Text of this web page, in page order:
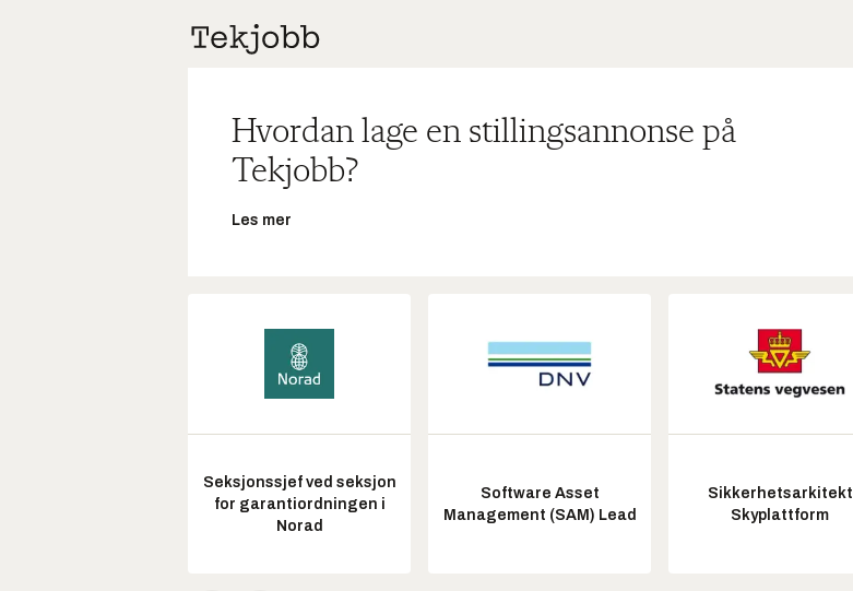
Hvordan lage en stillingsannonse på
Tekjobb?
Les mer
Seksjonssjef ved seksjon
for garantiordningen i
Norad
Software Asset
Management (SAM) Lead
Sikkerhetsarkitekt
Skyplattform